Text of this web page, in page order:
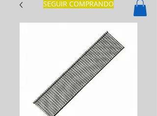
SEGUIR COMPRANDO